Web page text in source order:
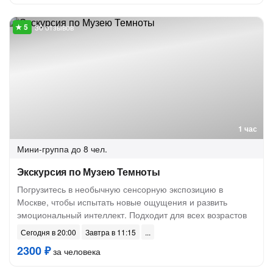
1 час
30 отзывов
Мини-группа до 8 чел.
Экскурсия по Музею Темноты
Погрузитесь в необычную сенсорную экспозицию в
Москве, чтобы испытать новые ощущения и развить
эмоциональный интеллект. Подходит для всех возрастов
Сегодня в 20:00 Завтра в 11:15
2300 ₽за человека